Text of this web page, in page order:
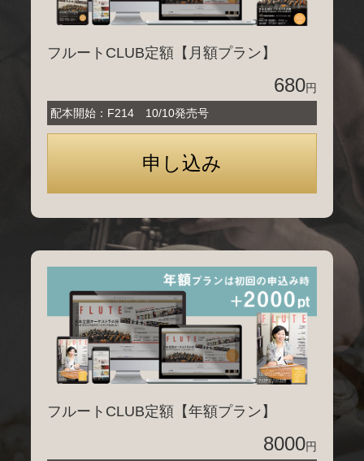
フルートCLUB定額【月額プラン】
680円
配本開始：F214 10/10発売号
フルートCLUB定額【年額プラン】
8000円